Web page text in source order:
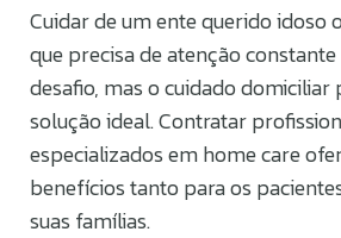
Cuidar de um ente querido idoso
que precisa de atenção
desafio, mas o cuidado domiciliar
solução ideal. Contratar
especializados em home care
benefícios tanto para os
suas famílias.